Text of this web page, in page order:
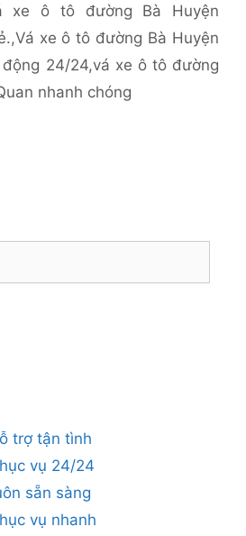
xe ô tô đường Bà Huyện
,Vá xe ô tô đường Bà Huyện
24/24,vá xe ô tô đường
nhanh chóng
trợ tận tình
vụ 24/24
sẵn sàng
vụ nhanh